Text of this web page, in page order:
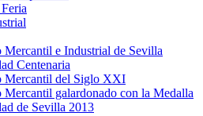
e Industrial de Sevilla
Centenaria
Mercantil del Siglo XXI
galardonado con la Medalla
de Sevilla 2013